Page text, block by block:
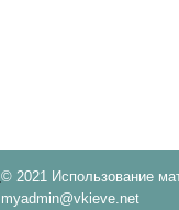
© 2021 Использование
myadmin@vkieve.net